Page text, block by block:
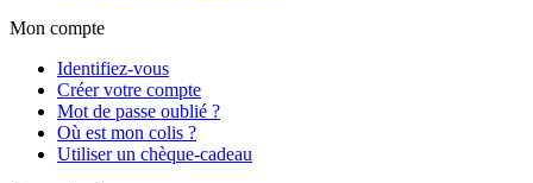
Mon compte
Identifiez-vous
Créer votre compte
Mot de passe oublié ?
Où est mon colis ?
Utiliser un chèque-cadeau